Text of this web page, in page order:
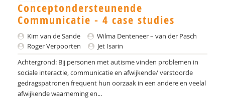
Esther A.M. Neidt
M.E. Akkermans
Manna A. Alma
Monika Althaus
Conceptondersteunende
Communicatie - 4 case studies
Kim van de Sande
Wilma Denteneer – van der Pasch
Roger Verpoorten
Jet Isarin
Achtergrond: Bij personen met autisme vinden problemen in
sociale interactie, communicatie en afwijkende/ verstoorde
gedragspatronen frequent hun oorzaak in een andere en veelal
afwijkende waarneming en...